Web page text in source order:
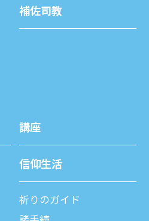
補佐司教
講座
信仰⽣活
祈りのガイド